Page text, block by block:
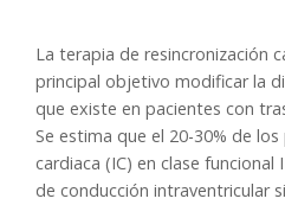
La terapia de resincronización
principal objetivo modificar la
que existe en pacientes con
Se estima que el 20-30% de
cardiaca (IC) en clase
de conducción intraventricular